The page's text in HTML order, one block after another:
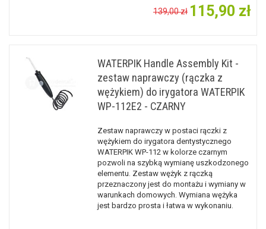
139,00 zł 115,90 zł
WATERPIK Handle Assembly Kit -
zestaw naprawczy (rączka z
wężykiem) do irygatora WATERPIK
WP-112E2 - CZARNY
Zestaw naprawczy w postaci rączki z
wężykiem do irygatora dentystycznego
WATERPIK WP-112 w kolorze czarnym
pozwoli na szybką wymianę uszkodzonego
elementu. Zestaw wężyk z rączką
przeznaczony jest do montażu i wymiany w
warunkach domowych. Wymiana wężyka
jest bardzo prosta i łatwa w wykonaniu.